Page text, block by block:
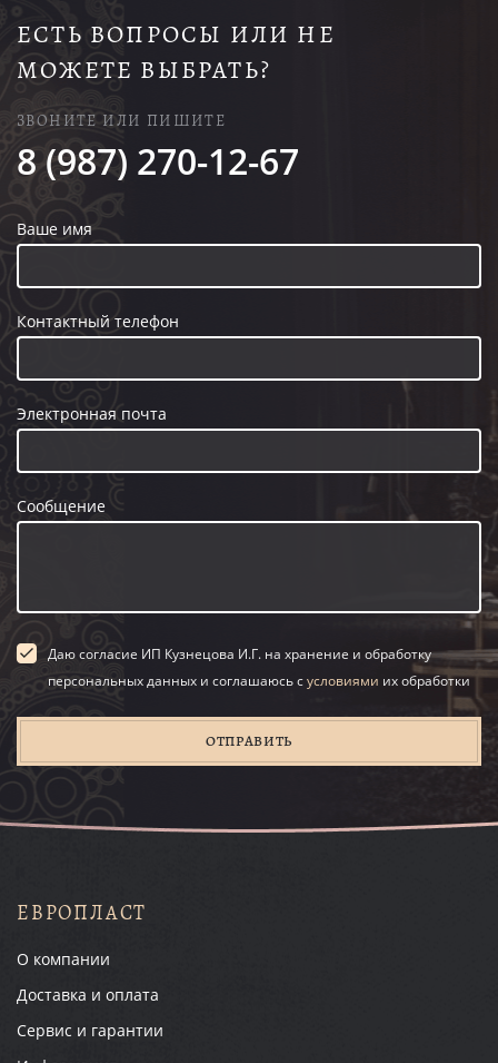
ЕСТЬ ВОПРОСЫ ИЛИ НЕ
МОЖЕТЕ ВЫБРАТЬ?
ЗВОНИТЕ ИЛИ ПИШИТЕ
8 (987) 270-12-67
Ваше имя
Контактный телефон
Электронная почта
Сообщение
Даю согласие ИП Кузнецова И.Г. на хранение и обработку
персональных данных и соглашаюсь сусловиями их обработки
ОТПРАВИТЬ
ЕВРОПЛАСТ
О компании
Доставка и оплата
Сервис и гарантии